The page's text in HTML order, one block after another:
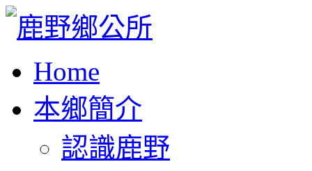
Home
本鄉簡介
認識鹿野